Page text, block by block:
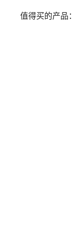
值得买的产品：